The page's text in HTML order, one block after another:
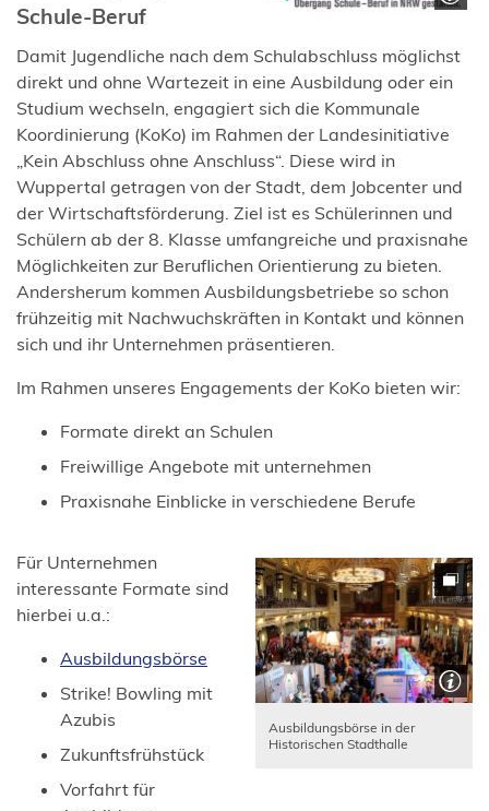
Schule-Beruf
Damit Jugendliche nach dem Schulabschluss möglichst
direkt und ohne Wartezeit in eine Ausbildung oder ein
Studium wechseln, engagiert sich die Kommunale
Koordinierung (KoKo) im Rahmen der Landesinitiative
„Kein Abschluss ohne Anschluss“. Diese wird in
Wuppertal getragen von der Stadt, dem Jobcenter und
der Wirtschaftsförderung. Ziel ist es Schülerinnen und
Schülern ab der 8. Klasse umfangreiche und praxisnahe
Möglichkeiten zur Beruflichen Orientierung zu bieten.
Andersherum kommen Ausbildungsbetriebe so schon
frühzeitig mit Nachwuchskräften in Kontakt und können
sich und ihr Unternehmen präsentieren.
Im Rahmen unseres Engagements der KoKo bieten wir:
Formate direkt an Schulen
Freiwillige Angebote mit unternehmen
Praxisnahe Einblicke in verschiedene Berufe
Ausbildungsbörse in der
Historischen Stadthalle
Für Unternehmen
interessante Formate sind
hierbei u.a.:
Ausbildungsbörse
Strike! Bowling mit
Azubis
Zukunftsfrühstück
Vorfahrt für